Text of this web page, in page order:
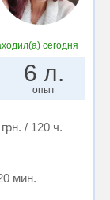
сегодня
6 л.
опыт
/ 120 ч.
мин.